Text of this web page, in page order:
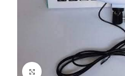
Click to enlarge